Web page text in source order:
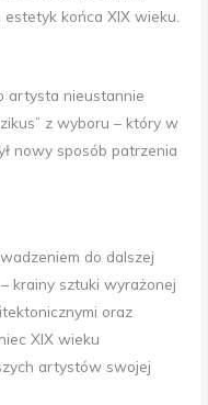
końca XIX wieku.
artysta nieustannie
z wyboru – który w
nowy sposób patrzenia
do dalszej
krainy sztuki wyrażonej
oraz
XIX wieku
artystów swojej